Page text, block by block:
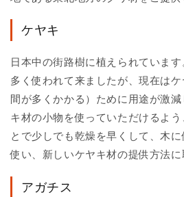
ケヤキ
日本中の街路樹に植えられていま
多く使われて来ましたが、現在は
間が多くかかる）ために用途が激
キ材の小物を使っていただけるよ
とで少しでも乾燥を早くして、木
使い、新しいケヤキ材の提供方法に
アガチス